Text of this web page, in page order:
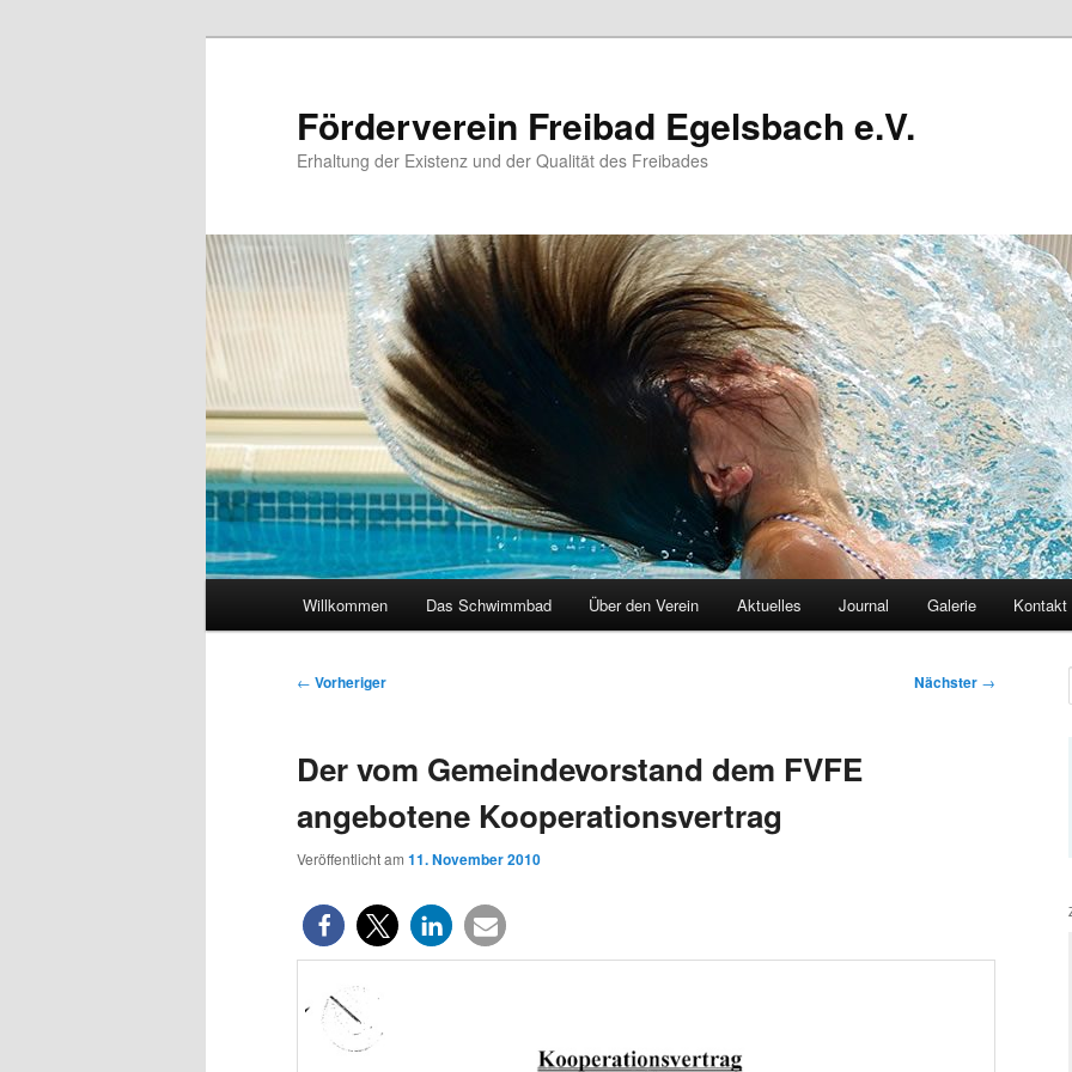
Förderverein Freibad Egelsbach e.V.
Erhaltung der Existenz und der Qualität des Freibades
Willkommen Das Schwimmbad Über den Verein Aktuelles Journal Galerie Kontakt
Beitragsnavigation
← Vorheriger Nächster →
Der vom Gemeindevorstand dem FVFE
angebotene Kooperationsvertrag
Veröffentlicht am 11. November 2010